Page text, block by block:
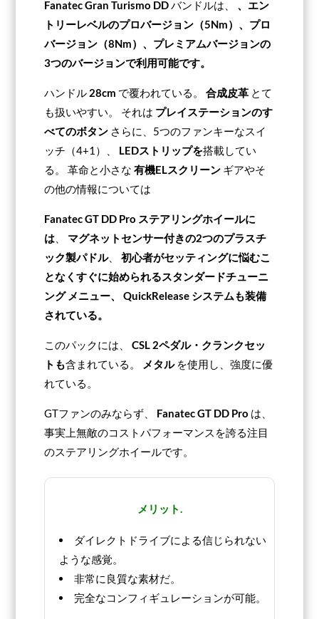
Fanatec Gran Turismo DDバンドルは、
、エン
トリーレベルのプロバージョン（5Nm）、プロ
バージョン（8Nm）、プレミアムバージョンの
3つのバージョンで利用可能です。
ハンドル 28cm で覆われている。 合成皮革 とて
も扱いやすい。 それは プレイステーションのす
べてのボタン さらに、5つのファンキーなスイ
ッチ（4+1）、
LEDストリップを搭載してい
る。
革命と小さな 有機ELスクリーン ギアやそ
の他の情報については
Fanatec GT DD Pro ステアリングホイールに
は
マグネットセンサー付きの2つのプラスチ
ック製パドル、
初心者がセッティングに悩むこ
となくすぐに始められるスタンダードチューニ
ング メニュー、 QuickRelease システムも装備
されている。
このパックには、
CSL 2ペダル・クランクセッ
トも含まれている。 メタル を使用し、強度に優
れている。
GTファンのみならず、 Fanatec GT DD Pro は、
事実上無敵のコストパフォーマンスを誇る注目
のステアリングホイールです。
メリット.
ダイレクトドライブによる信じられない
ような感覚。
非常に良質な素材だ。
完全なコンフィギュレーションが可能。